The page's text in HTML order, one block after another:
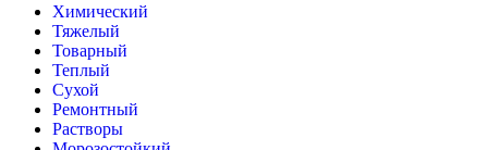
Химический
Тяжелый
Товарный
Теплый
Сухой
Ремонтный
Растворы